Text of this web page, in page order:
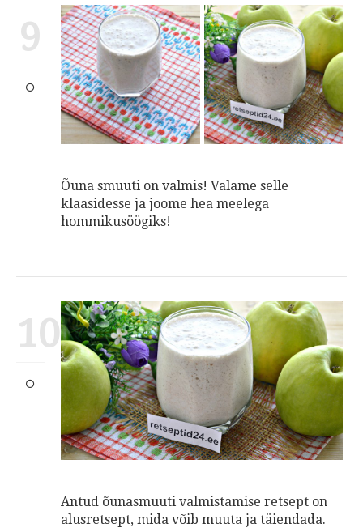
9
Õuna smuuti on valmis! Valame selle
klaasidesse ja joome hea meelega
hommikusöögiks!
10
Antud õunasmuuti valmistamise retsept on
alusretsept, mida võib muuta ja täiendada.